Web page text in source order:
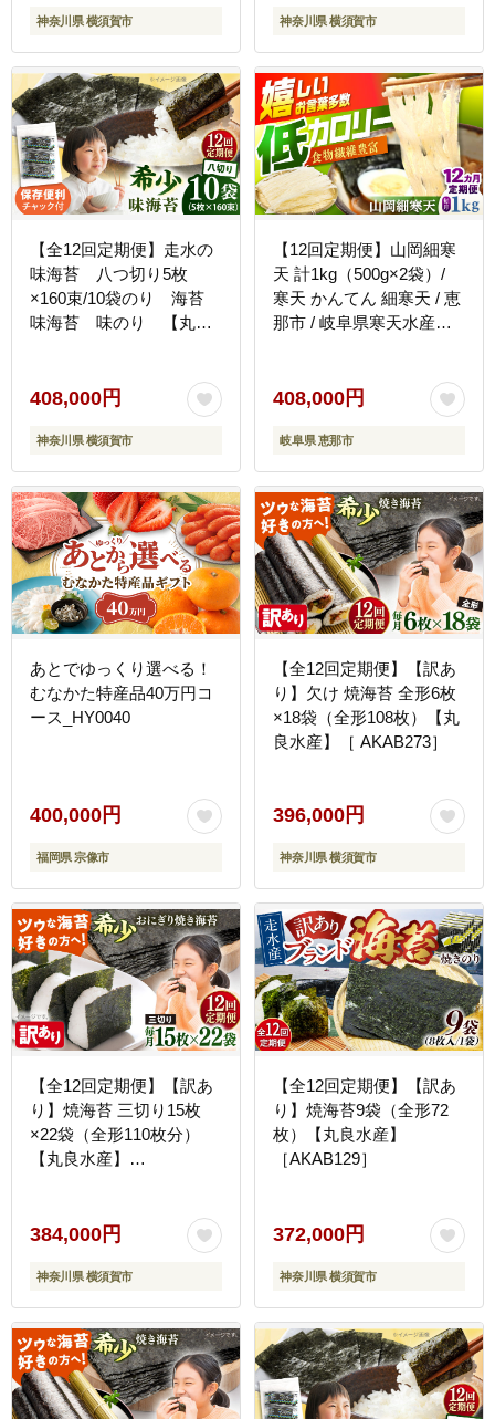
神奈川県 横須賀市 神奈川県 横須賀市
【全12回定期便】走水の
味海苔 八つ切り5枚
×160束/10袋のり 海苔
味海苔 味のり 【丸良
408,000円
神奈川県 横須賀市
【12回定期便】山岡細寒
天 計1kg（500g×2袋）/
寒天 かんてん 細寒天 / 恵
那市 / 岐阜県寒天水産工
408,000円
岐阜県 恵那市
あとでゆっくり選べる！
むなかた特産品40万円コ
ース_HY0040
400,000円
福岡県 宗像市
【全12回定期便】【訳あ
り】欠け 焼海苔 全形6枚
×18袋（全形108枚）【丸
良水産】［ AKAB273］
396,000円
神奈川県 横須賀市
【全12回定期便】【訳あ
り】焼海苔 三切り15枚
×22袋（全形110枚分）
【丸良水産】
384,000円
神奈川県 横須賀市
【全12回定期便】【訳あ
り】焼海苔9袋（全形72
枚）【丸良水産】
［AKAB129］
372,000円
神奈川県 横須賀市